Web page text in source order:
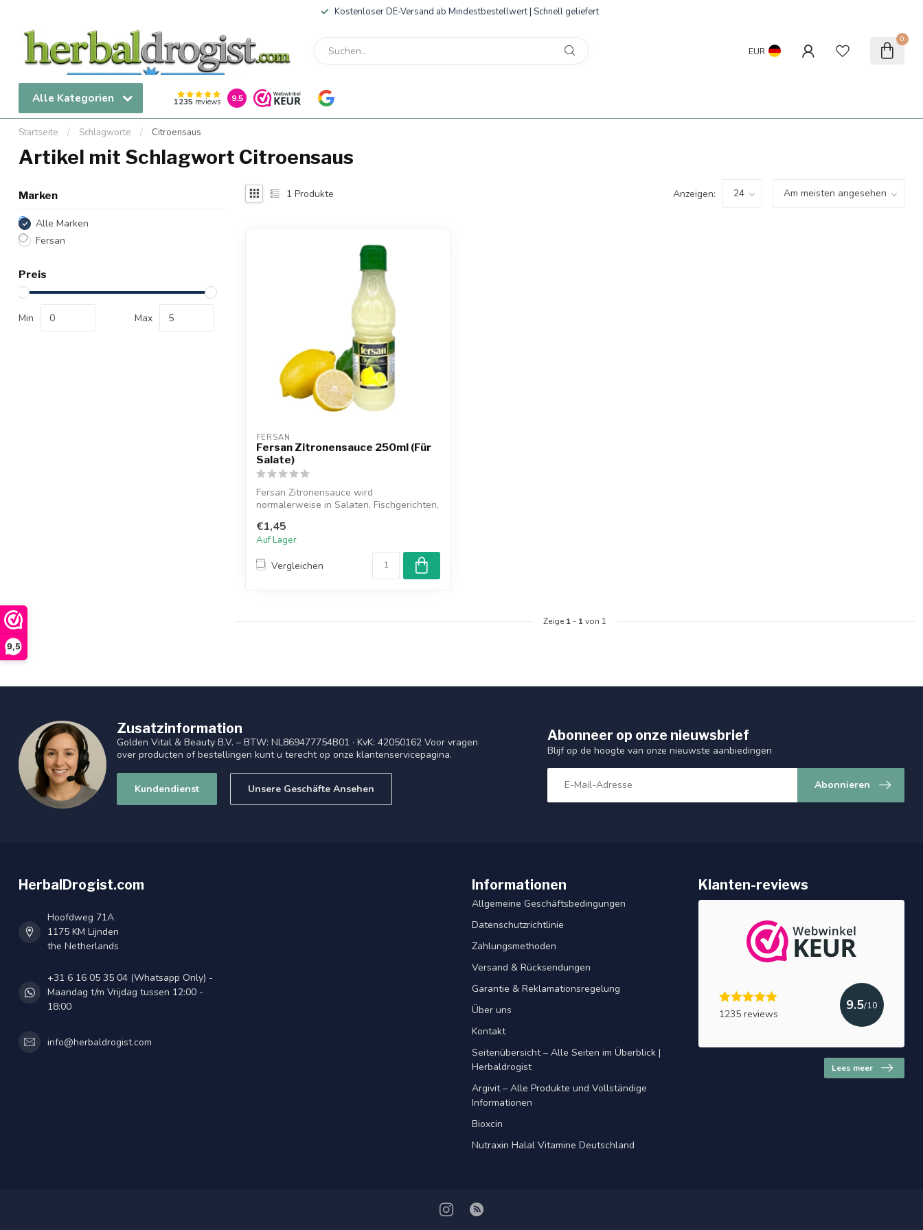
9,5
Kostenloser DE-Versand ab Mindestbestellwert | Schnell geliefert
EUR
0
Alle Kategorien 1235 reviews 9.5
Startseite / Schlagworte / Citroensaus
Artikel mit Schlagwort Citroensaus
Marken
Alle Marken
Fersan
Preis
Min Max
1 Produkte Anzeigen:
FERSAN
Fersan Zitronensauce 250ml (Für
Salate)
Fersan Zitronensauce wird
normalerweise in Salaten, Fischgerichten,
€1,45
Auf Lager
Vergleichen
Zeige 1 - 1von 1
Zusatzinformation
Golden Vital & Beauty B.V. – BTW: NL869477754B01 · KvK: 42050162 Voor vragen
over producten of bestellingen kunt u terecht op onze klantenservicepagina.
Kundendienst Unsere Geschäfte Ansehen
Abonneer op onze nieuwsbrief
Blijf op de hoogte van onze nieuwste aanbiedingen
Abonnieren
HerbalDrogist.com
Hoofdweg 71A
1175 KM Lijnden
the Netherlands
+31 6 16 05 35 04 (Whatsapp Only) -
Maandag t/m Vrijdag tussen 12:00 -
18:00
info@herbaldrogist.com
Informationen
Allgemeine Geschäftsbedingungen
Datenschutzrichtlinie
Zahlungsmethoden
Versand & Rücksendungen
Garantie & Reklamationsregelung
Über uns
Kontakt
Seitenübersicht – Alle Seiten im Überblick |
Herbaldrogist
Argivit – Alle Produkte und Vollständige
Informationen
Bioxcin
Nutraxin Halal Vitamine Deutschland
Klanten-reviews
1235 reviews
9.5/10
Lees meer